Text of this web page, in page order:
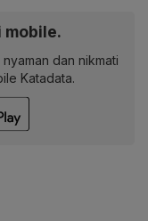
dan nikmati
Katadata.